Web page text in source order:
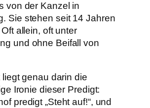
von der Kanzel in
Sie stehen seit 14 Jahren
allein, oft unter
und ohne Beifall von
genau darin die
Ironie dieser Predigt:
predigt „Steht auf!“, und